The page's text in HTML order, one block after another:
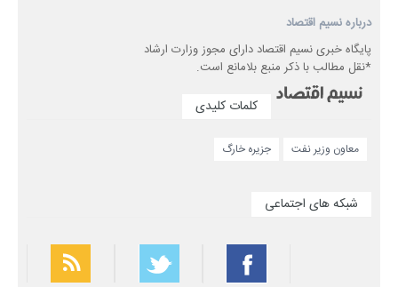
درباره نسیم اقتصاد
پایگاه خبری نسیم اقتصاد دارای مجوز وزارت ارشاد
*نقل مطالب با ذکر منبع بلامانع است.
کلمات کلیدی
معاون وزیر نفت جزیره خارگ
شبکه های اجتماعی